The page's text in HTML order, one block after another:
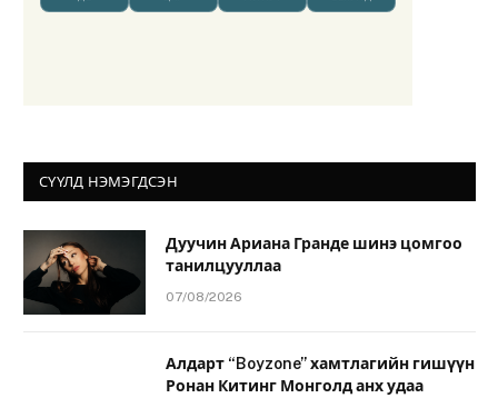
СҮҮЛД НЭМЭГДСЭН
Дуучин Ариана Гранде шинэ цомгоо
танилцууллаа
07/08/2026
Алдарт “Boyzone” хамтлагийн гишүүн
Ронан Китинг Монголд анх удаа